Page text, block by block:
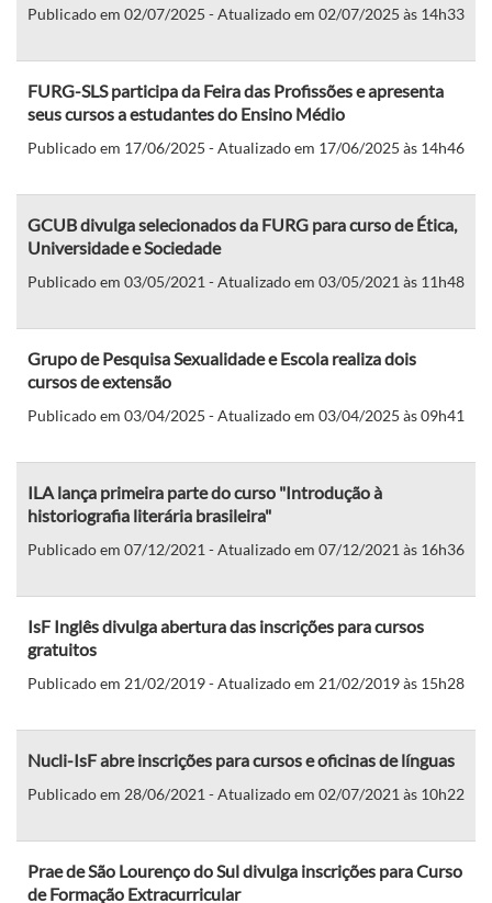
Publicado em 02/07/2025 - Atualizado em 02/07/2025 às 14h33
FURG-SLS participa da Feira das Profissões e apresenta
seus cursos a estudantes do Ensino Médio
Publicado em 17/06/2025 - Atualizado em 17/06/2025 às 14h46
GCUB divulga selecionados da FURG para curso de Ética,
Universidade e Sociedade
Publicado em 03/05/2021 - Atualizado em 03/05/2021 às 11h48
Grupo de Pesquisa Sexualidade e Escola realiza dois
cursos de extensão
Publicado em 03/04/2025 - Atualizado em 03/04/2025 às 09h41
ILA lança primeira parte do curso "Introdução à
historiografia literária brasileira"
Publicado em 07/12/2021 - Atualizado em 07/12/2021 às 16h36
IsF Inglês divulga abertura das inscrições para cursos
gratuitos
Publicado em 21/02/2019 - Atualizado em 21/02/2019 às 15h28
Nucli-IsF abre inscrições para cursos e oficinas de línguas
Publicado em 28/06/2021 - Atualizado em 02/07/2021 às 10h22
Prae de São Lourenço do Sul divulga inscrições para Curso
de Formação Extracurricular